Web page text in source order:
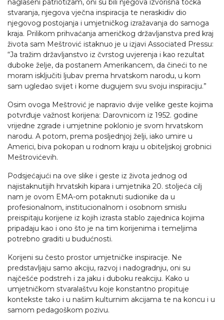
naglašeni patriotizam, oni su bili njegova izvorišna točka
stvaranja, njegova vječna inspiracija te neraskidiv dio
njegovog postojanja i umjetničkog izražavanja do samoga
kraja. Prilikom prihvaćanja američkog državljanstva pred kraj
života sam Meštrović istaknuo je u izjavi Associated Pressu:
“Ja tražim državljanstvo iz čvrstog uvjerenja i kao rezultat
duboke želje, da postanem Amerikancem, da čineći to ne
moram isključiti ljubav prema hrvatskom narodu, u kom
sam ugledao svijet i kome dugujem svu svoju inspiraciju.”
Osim ovoga Meštrović je napravio dvije velike geste kojima
potvrđuje važnost korijena: Darovnicom iz 1952. godine
vrijedne zgrade i umjetnine poklonio je svom hrvatskom
narodu. A potom, prema posljednjoj želji, iako umire u
Americi, biva pokopan u rodnom kraju u obiteljskoj grobnici
Meštrovićevih.
Podsjećajući na ove slike i geste iz života jednog od
najistaknutijih hrvatskih kipara i umjetnika 20. stoljeća cilj
nam je ovom EMA-om potaknuti sudionike da u
profesionalnom, institucionalnom i osobnom smislu
preispitaju korijene iz kojih izrasta stablo zajednica kojima
pripadaju kao i ono što je na tim korijenima i temeljima
potrebno graditi u budućnosti.
Korijeni su često prostor umjetničke inspiracije. Ne
predstavljaju samo akciju, razvoj i nadogradnju, oni su
najčešće podstreh i za jaku i duboku reakciju. Kako u
umjetničkom stvaralaštvu koje konstantno propituje
kontekste tako i u našim kulturnim akcijama te na koncu i u
samom pedagoškom pozivu.